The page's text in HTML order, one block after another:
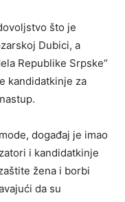
što je
Dubici, a
Republike Srpske“
kandidatkinje za
događaj je imao
i kandidatkinje
žena i borbi
da su